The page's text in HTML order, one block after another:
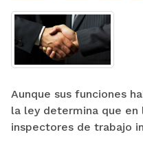
Aunque sus funciones
la ley determina que en
inspectores de trabajo